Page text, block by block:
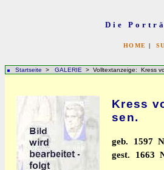
Die
HOME |
Startseite > GALERIE > Volltextanzeige: Kress
Kress
sen.
geb.
1597
gest.
1663